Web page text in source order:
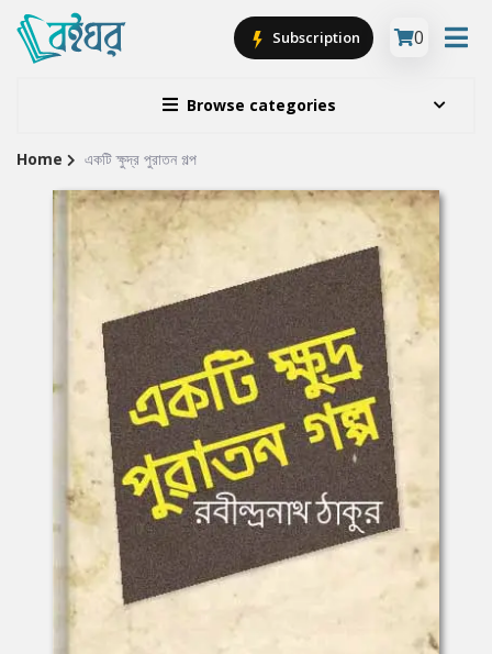
Browse categories
Subscription 0
Site
Breadcrumb
Home একটি ক্ষুদ্র পুরাতন গল্প